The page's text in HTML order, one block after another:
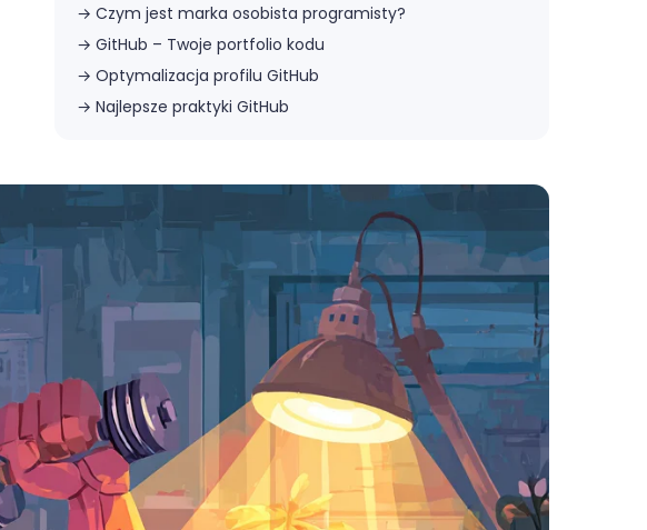
→Czym jest marka osobista programisty?
→GitHub – Twoje portfolio kodu
→Optymalizacja profilu GitHub
→Najlepsze praktyki GitHub